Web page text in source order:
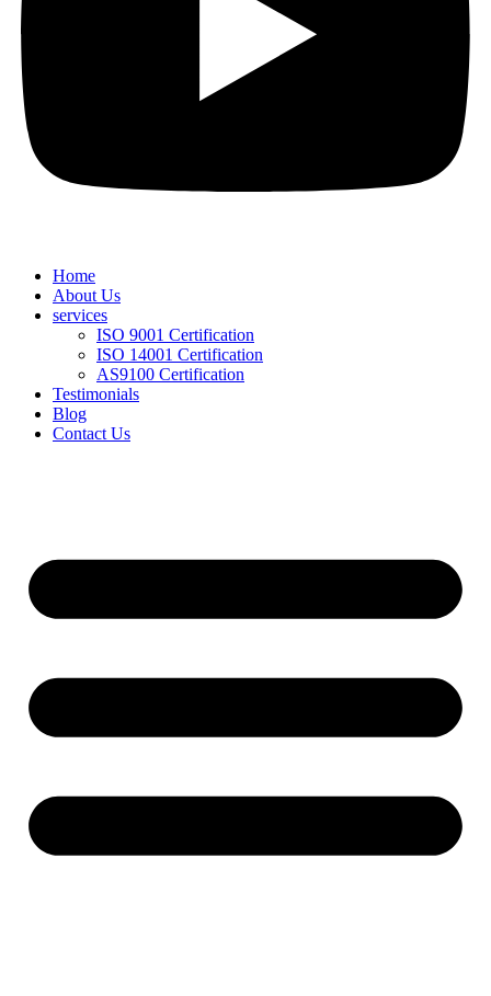
Home
About Us
services
ISO 9001 Certification
ISO 14001 Certification
AS9100 Certification
Testimonials
Blog
Contact Us